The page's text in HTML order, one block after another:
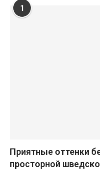
1
Приятные оттенки
просторной